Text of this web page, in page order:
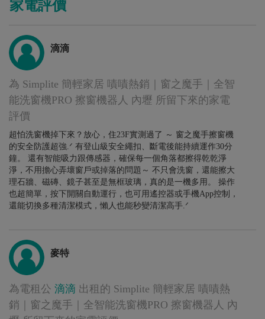
家電評價
滴滴
為 Simplite 簡輕家居 嘖嘖熱銷｜窗之魔手｜全智
能洗窗機PRO 擦窗機器人 內壢 所留下來的家電
評價
超怕洗窗機掉下來？放心，住23F實測過了 ～ 窗之魔手擦窗機
的安全防護超強.ᐟ 有登山級安全繩扣、斷電後能持續運作30分
鐘。 還有智能吸力跟傳感器，確保每一個角落都擦得乾乾淨
淨，不用擔心弄壞窗戶或掉落的問題～ 不只會洗窗，還能擦大
理石牆、磁磚、鏡子甚至是無框玻璃，真的是一機多用。 操作
也超簡單，按下開關自動運行，也可用遙控器或手機App控制，
還能切換多種清潔模式，懶人也能秒變清潔高手.ᐟ
麥特
為電租公 滴滴 出租的 Simplite 簡輕家居 嘖嘖熱
銷｜窗之魔手｜全智能洗窗機PRO 擦窗機器人 內